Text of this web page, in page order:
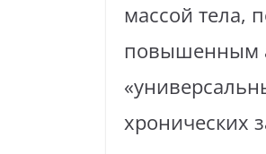
массой тела,
повышенным
хронических